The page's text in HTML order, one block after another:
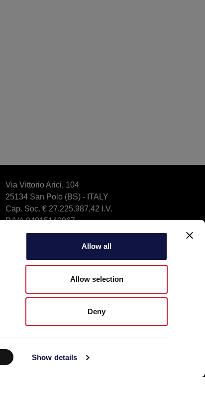
Show details
Allow all
Allow selection
Deny
Via Vittorio Arici, 104
25134 San Polo (BS) - ITALY
Cap. Soc. € 27.225.987,42 I.V.
P.IVA 04015140967
Indicazioni e mappa
Phone: +39 030 23071